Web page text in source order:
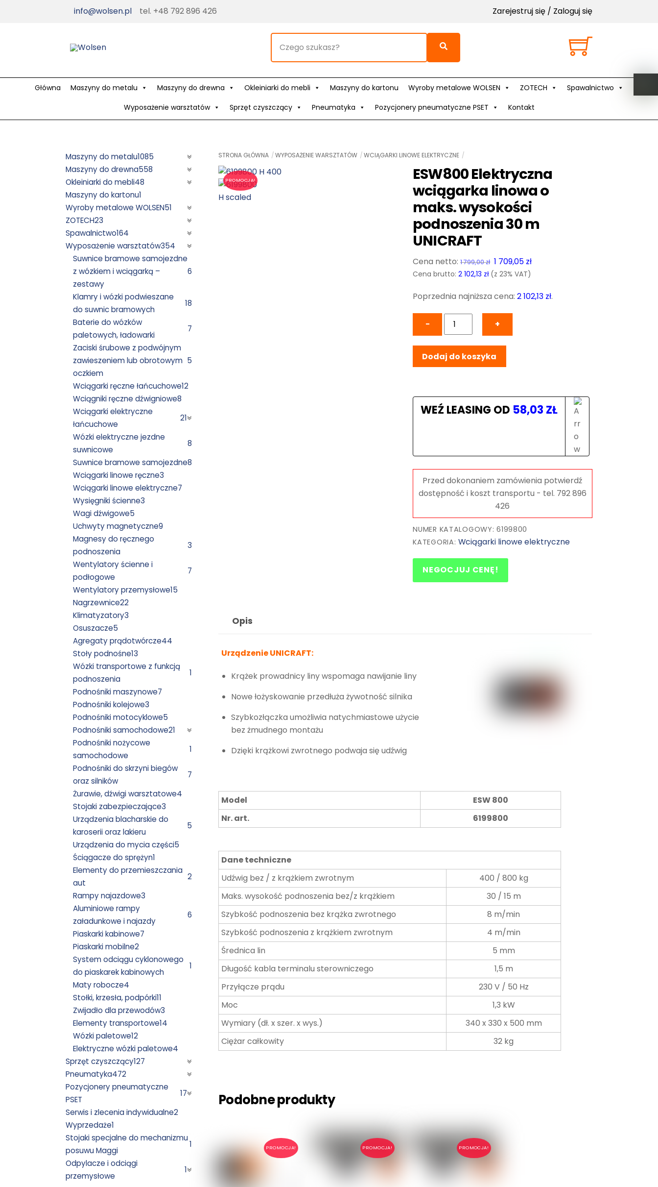
info@wolsen.pl tel. +48 792 896 426 Zarejestruj się / Zaloguj się
Cart
Główna Maszyny do metalu Maszyny do drewna Okleiniarki do mebli Maszyny do kartonu Wyroby metalowe WOLSEN ZOTECH
Spawalnictwo
Wyposażenie warsztatów
Sprzęt czyszczący Pneumatyka Pozycjonery pneumatyczne PSET Kontakt
STRONA GŁÓWNA WYPOSAŻENIE WARSZTATÓW WCIĄGARKI LINOWE ELEKTRYCZNE
PROMOCJA!
ESW800 Elektryczna
wciągarka linowa o
maks. wysokości
podnoszenia 30 m
UNICRAFT
1 799,00zł Pierwotna
cena
1
1 709,05 złAktualna
1
Cena brutto:2 102,13 zł(z 23% VAT)
Poprzednia najniższa cena:2 102,13 zł.
−
ilość
ESW800
Elektryczna
wciągarka
linowa
maks.
wysokości
UNICRAFT
+
Dodaj do koszyka
WEŹ LEASING OD 58,03 ZŁ
NUMER KATALOGOWY: 6199800
KATEGORIA:Wciągarki linowe elektryczne
NEGOCJUJ CENĘ!
Opis
Urządzenie UNICRAFT:
Krążek prowadnicy liny wspomaga nawijanie liny
Nowe łożyskowanie przedłuża żywotność silnika
Szybkozłączka umożliwia natychmiastowe użycie
bez żmudnego montażu
Dzięki krążkowi zwrotnego podwaja się udźwig
Model
ESW 800
Nr. art.
6199800
Dane techniczne
Udźwig bez / z krążkiem zwrotnym
400 / 800 kg
Maks. wysokość podnoszenia bez/z krążkiem
30 / 15 m
Szybkość podnoszenia bez krążka zwrotnego
8 m/min
Szybkość podnoszenia z krążkiem zwrotnym
4 m/min
Średnica lin
5 mm
Długość kabla terminalu sterowniczego
1,5 m
Przyłącze prądu
230 V / 50 Hz
Moc
1,3 kW
Wymiary (dł. x szer. x wys.)
340 x 330 x 500 mm
Ciężar całkowity
32 kg
Podobne produkty
PROMOCJA! PROMOCJA! PROMOCJA!
Maszyny do metalu1085
Maszyny do drewna558
Okleiniarki do mebli48
Maszyny do kartonu1
Wyroby metalowe WOLSEN51
ZOTECH23
Spawalnictwo164
Wyposażenie warsztatów354
Suwnice bramowe samojezdne
z wózkiem i wciągarką –
zestawy
6
Klamry i wózki podwieszane
do suwnic bramowych
18
Baterie do wózków
paletowych, ładowarki
7
Zaciski śrubowe z podwójnym
zawieszeniem lub obrotowym
oczkiem
5
Wciągarki ręczne łańcuchowe12
Wciągniki ręczne dźwigniowe8
Wciągarki elektryczne
łańcuchowe
21
Wózki elektryczne jezdne
suwnicowe
8
Suwnice bramowe samojezdne8
Wciągarki linowe ręczne3
Wciągarki linowe elektryczne7
Wysięgniki ścienne3
Wagi dźwigowe5
Uchwyty magnetyczne9
Magnesy do ręcznego
podnoszenia
3
Wentylatory ścienne i
podłogowe
7
Wentylatory przemysłowe15
Nagrzewnice22
Klimatyzatory3
Osuszacze5
Agregaty prądotwórcze44
Stoły podnośne13
Wózki transportowe z funkcją
podnoszenia
1
Podnośniki maszynowe7
Podnośniki kolejowe3
Podnośniki motocyklowe5
Podnośniki samochodowe21
Podnośniki nożycowe
samochodowe
1
Podnośniki do skrzyni biegów
oraz silników
7
Żurawie, dźwigi warsztatowe4
Stojaki zabezpieczające3
Urządzenia blacharskie do
karoserii oraz lakieru
5
Urządzenia do mycia części5
Ściągacze do sprężyn1
Elementy do przemieszczania
aut
2
Rampy najazdowe3
Aluminiowe rampy
załadunkowe i najazdy
6
Piaskarki kabinowe7
Piaskarki mobilne2
System odciągu cyklonowego
do piaskarek kabinowych
1
Maty robocze4
Stołki, krzesła, podpórki11
Zwijadło dla przewodów3
Elementy transportowe14
Wózki paletowe12
Elektryczne wózki paletowe4
Sprzęt czyszczący127
Pneumatyka472
Pozycjonery pneumatyczne
PSET
17
Serwis i zlecenia indywidualne2
Wyprzedaże1
Stojaki specjalne do mechanizmu
posuwu Maggi
1
Odpylacze i odciągi
przemysłowe
1